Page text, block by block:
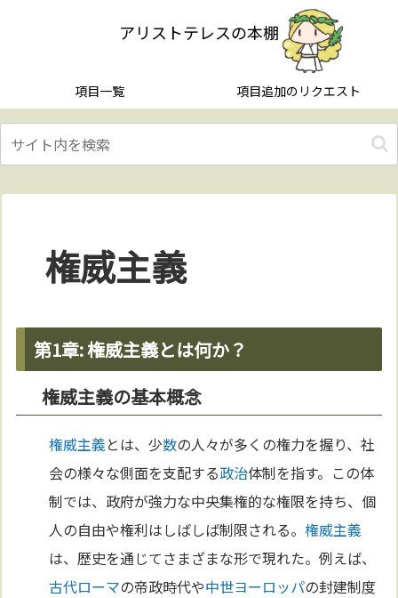
アリストテレスの本棚
項目一覧 項目追加のリクエスト
権威主義
第1章: 権威主義とは何か？
権威主義の基本概念
権威主義とは、少数の人々が多くの権力を握り、社
会の様々な側面を支配する政治体制を指す。この体
制では、政府が強力な中央集権的な権限を持ち、個
人の自由や権利はしばしば制限される。権威主義
は、歴史を通じてさまざまな形で現れた。例えば、
古代ローマの帝政時代や中世ヨーロッパの封建制度